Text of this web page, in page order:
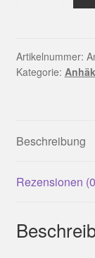
Artikelnummer:
Kategorie:
Beschreibung
Rezensionen